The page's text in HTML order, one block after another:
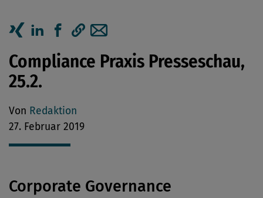
Seiteninhalt
Artikel auf Xing teilen
Artikel auf linkedIn teilen
Artikel auf Facebook teilen
Artikellink kopieren
Artikel per Mail teilen
Compliance Praxis Presseschau,
25.2.
Von Redaktion
27. Februar 2019
Corporate Governance